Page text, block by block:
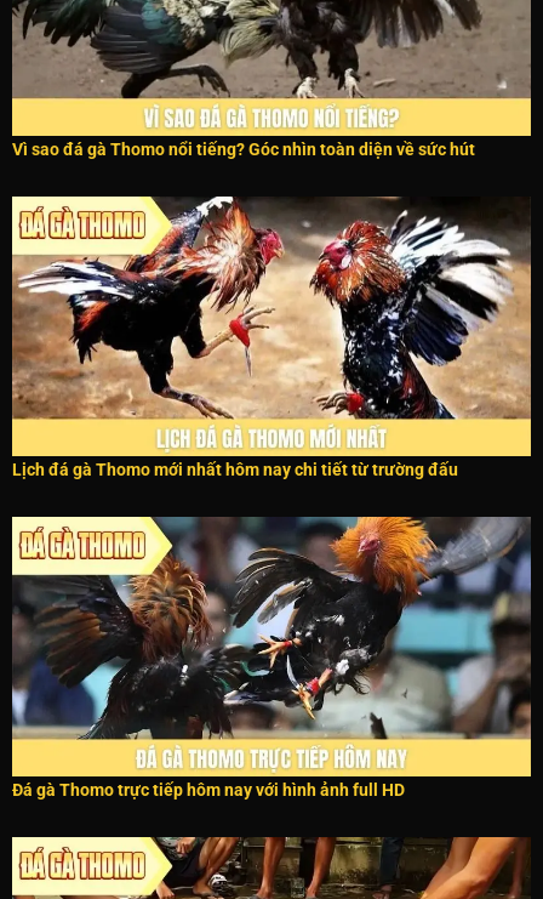
Vì sao đá gà Thomo nổi tiếng? Góc nhìn toàn diện về sức hút
Lịch đá gà Thomo mới nhất hôm nay chi tiết từ trường đấu
Đá gà Thomo trực tiếp hôm nay với hình ảnh full HD